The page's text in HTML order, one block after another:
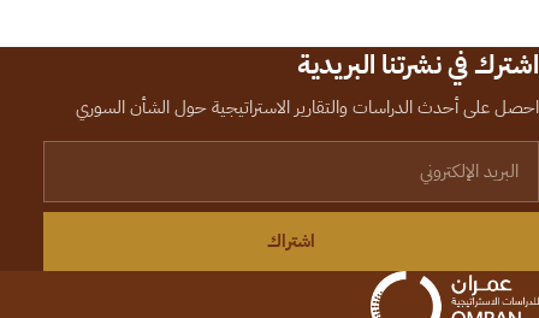
اشترك في نشرتنا البريدية
احصل على أحدث الدراسات والتقارير الاستراتيجية حول الشأن السوري
اشتراك